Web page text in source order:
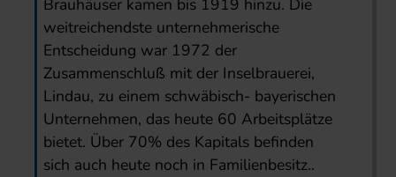
Brauhäuser kamen bis 1919 hinzu. Die
weitreichendste unternehmerische
Entscheidung war 1972 der
Zusammenschluß mit der Inselbrauerei,
Lindau, zu einem schwäbisch- bayerischen
Unternehmen, das heute 60 Arbeitsplätze
bietet. Über 70% des Kapitals befinden
sich auch heute noch in Familienbesitz..